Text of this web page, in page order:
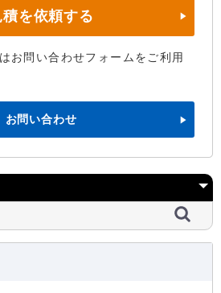
積を依頼する
お問い合わせフォームをご利用
お問い合わせ